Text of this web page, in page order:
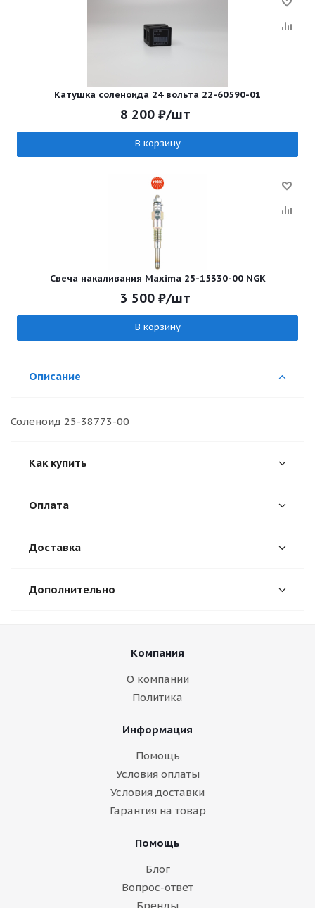
Катушка соленоида 24 вольта 22-60590-01
8 200₽/шт
В корзину
Свеча накаливания Maxima 25-15330-00 NGK
3 500₽/шт
В корзину
Описание
Соленоид 25-38773-00
Как купить
Оплата
Доставка
Дополнительно
Компания
О компании
Политика
Информация
Помощь
Условия оплаты
Условия доставки
Гарантия на товар
Помощь
Блог
Вопрос-ответ